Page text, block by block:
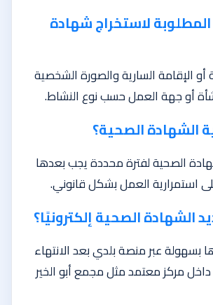
لاستخراج شهادة
الإقامة السارية والصورة الشخصية
أو جهة العمل حسب نوع النشاط.
الشهادة الصحية؟
الصحية لفترة محددة يجب بعدها
استمرارية العمل بشكل قانوني.
الصحية إلكترونيًا؟
بسهولة عبر منصة بلدي بعد الانتهاء
مركز معتمد مثل مجمع أبو الخير